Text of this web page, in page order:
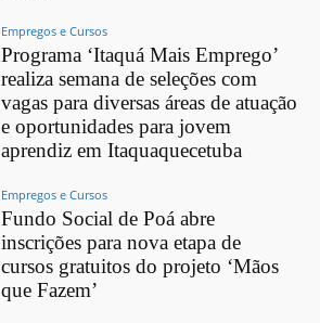
Empregos e Cursos
Programa ‘Itaquá Mais Emprego’
realiza semana de seleções com
vagas para diversas áreas de atuação
e oportunidades para jovem
aprendiz em Itaquaquecetuba
Empregos e Cursos
Fundo Social de Poá abre
inscrições para nova etapa de
cursos gratuitos do projeto ‘Mãos
que Fazem’